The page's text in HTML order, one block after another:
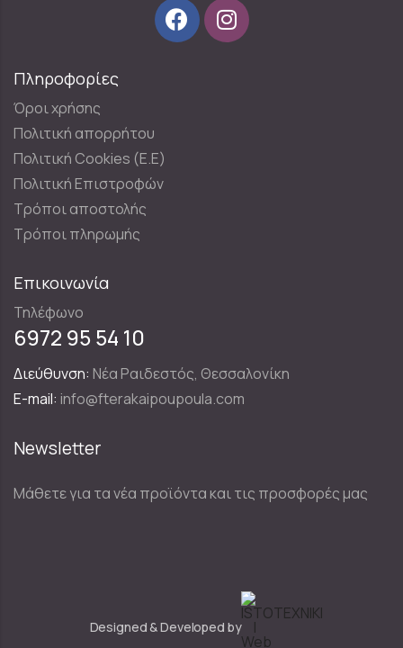
Πληροφορίες
Όροι χρήσης
Πολιτική απορρήτου
Πολιτική Cookies (E.E)
Πολιτική Επιστροφών
Τρόποι αποστολής
Τρόποι πληρωμής
Επικοινωνία
Τηλέφωνο
6972 95 54 10
Διεύθυνση: Νέα Ραιδεστός, Θεσσαλονίκη
E-mail: info@fterakaipoupoula.com
Newsletter
Μάθετε για τα νέα προϊόντα και τις προσφορές μας
Designed & Developed by